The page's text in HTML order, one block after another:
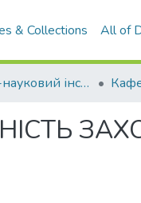
& Collections All of
Навчально-науковий інститут агротехнологій, селекції та екології